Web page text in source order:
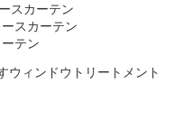
スカーテン
スカーテン
テン
ウィンドウトリートメント